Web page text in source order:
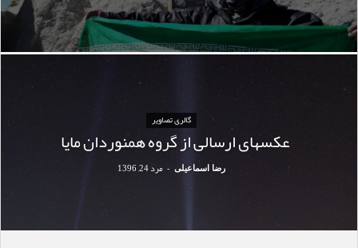
گالری تصاویر
عکسهای ارسالی از گروه همنوردان مایا
رضا اسماعیلی - مرد 24, 1396